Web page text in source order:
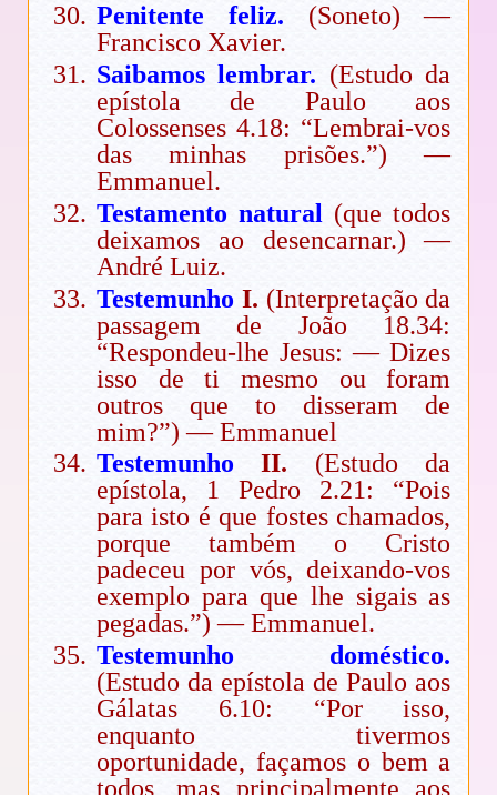
Penitente feliz. (Soneto) —
Francisco Xavier.
Saibamos lembrar. (Estudo da
epístola de Paulo aos
Colossenses 4.18: “Lembrai-vos
das minhas prisões.”) —
Emmanuel.
Testamento natural (que todos
deixamos ao desencarnar.) —
André Luiz.
TestemunhoI. (Interpretação da
passagem de João 18.34:
“Respondeu-lhe Jesus: — Dizes
isso de ti mesmo ou foram
outros que to disseram de
mim?”) — Emmanuel
Testemunho II. (Estudo da
epístola, 1 Pedro 2.21: “Pois
para isto é que fostes chamados,
porque também o Cristo
padeceu por vós, deixando-vos
exemplo para que lhe sigais as
pegadas.”) — Emmanuel.
Testemunho doméstico.
(Estudo da epístola de Paulo aos
Gálatas 6.10: “Por isso,
enquanto tivermos
oportunidade, façamos o bem a
todos, mas principalmente aos